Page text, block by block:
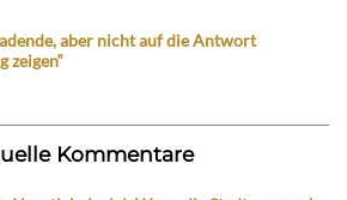
aber nicht auf die Antwort
zeigen“
Kommentare